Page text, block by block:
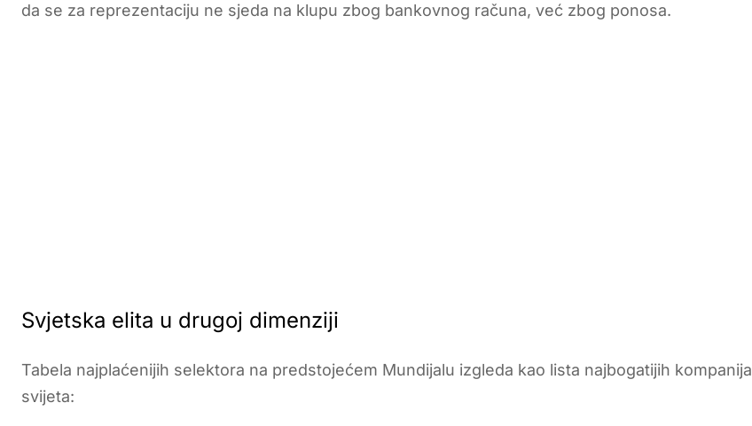
da se za reprezentaciju ne sjeda na klupu zbog bankovnog računa, već zbog ponosa.
Svjetska elita u drugoj dimenziji
Tabela najplaćenijih selektora na predstojećem Mundijalu izgleda kao lista najbogatijih kompanija
svijeta: